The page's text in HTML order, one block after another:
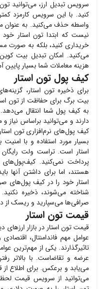
سرویس تبدیل ارز، می‌توانید
کنید. با این سرویس کارمزد
واسطه حذف می‌کنید. به عنوان
نیست که ابتدا تون استار خود
خریداری کنید، بلکه به صورت
می‌کنید. امکان تبدیل بیت
هزینه معاملات شما بسیار
کیف پول تون استار
برای ذخیره تون استار،
بیت برگ برای حفاظت ازتون
به کیف پول شما انتقال
دارند و می‌توانید براساس نیاز و
کیف پول‌های نرم‌افزاریتون استار
بسیار مورد استفاده و با
استار است. تراست ولت رایگان
پرداخت نمی‌کنید.
هستند، اما برای داشتن آنها
استار خود را در کیف پول‌های
شناخته می‌شوند، ذخیره نکنید.
صرافی‌ها می‌سپارید و ریسک از
قیمت تون استار
قیمتتون استار در بازار
عوامل مهم فاندامنتال،
تاثیرگذارند. یکی از مهم‌ترین
عرضه و تقاضاست. با بالاتر
می‌یابد و برعکس. برای اطلاع
می‌توانید از سرویس قیمت